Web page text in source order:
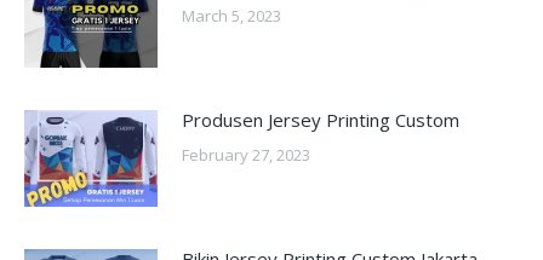
March 5, 2023
Produsen Jersey Printing Custom
February 27, 2023